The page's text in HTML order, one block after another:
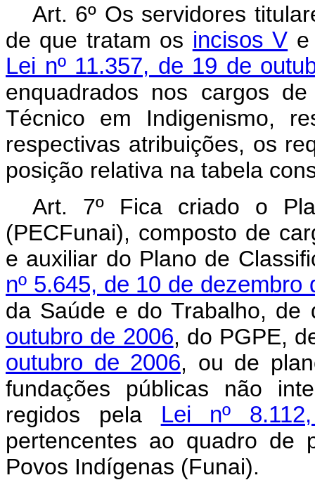
Art. 6º Os servidores
de que tratam os incisos V
Lei nº 11.357, de 19 de
enquadrados nos cargos
Técnico em Indigenismo,
respectivas atribuições, os
posição relativa na tabela
Art. 7º Fica criado o
(PECFunai), composto de
e auxiliar do Plano de
nº 5.645, de 10 de dezembro
da Saúde e do Trabalho,
outubro de 2006, do PGPE,
outubro de 2006, ou de
fundações públicas não
regidos pela Lei nº
pertencentes ao quadro de
Povos Indígenas (Funai).